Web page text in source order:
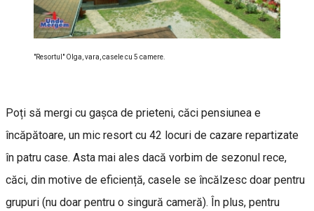
"Resortul" Olga, vara, casele cu 5 camere.
Poți să mergi cu gașca de prieteni, căci pensiunea e
încăpătoare, un mic resort cu 42 locuri de cazare repartizate
în patru case. Asta mai ales dacă vorbim de sezonul rece,
căci, din motive de eficiență, casele se încălzesc doar pentru
grupuri (nu doar pentru o singură cameră). În plus, pentru